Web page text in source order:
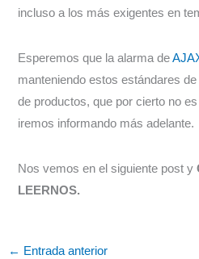
incluso a los más exigentes en
Esperemos que la alarma de
manteniendo estos estándares
de productos, que por cierto no
iremos informando más adelante.
Nos vemos en el siguiente post y
LEERNOS.
← Entrada anterior